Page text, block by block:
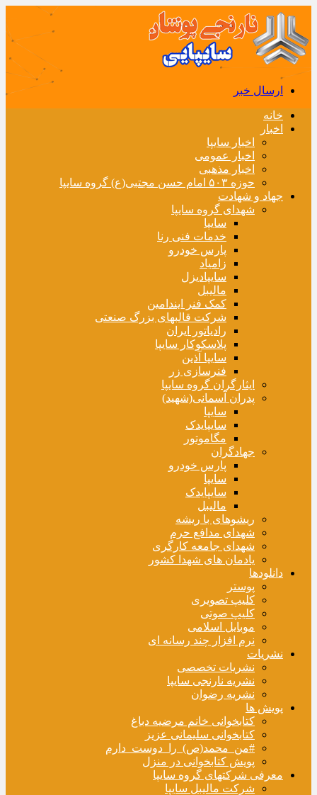
ارسال خبر
خانه
اخبار
اخبار سایپا
اخبار عمومی
اخبار مذهبی
حوزه ۵۰۳ امام حسن مجتبی(ع) گروه سایپا
جهاد و شهادت
شهدای گروه سایپا
سایپا
خدمات فنی رنا
پارس خودرو
زامیاد
سایپادیزل
مالیبل
کمک فنر ایندامین
شرکت قالبهای بزرگ صنعتی
رادیاتور ایران
پلاسکوکار سایپا
سایپا آذین
فنرسازی زر
ایثارگران گروه سایپا
پدران آسمانی(شهید)
سایپا
سایپایدک
مگاموتور
جهادگران
پارس خودرو
سایپا
سایپایدک
مالیبل
ریشوهای با ریشه
شهدای مدافع حرم
شهدای جامعه کارگری
یادمان های شهدا کشور
دانلودها
پوستر
کلیپ تصویری
کلیپ صوتی
موبایل اسلامی
نرم افزار چند رسانه ای
نشریات
نشریات تخصصی
نشریه نارنجی سایپا
نشریه رضوان
پویش ها
کتابخوانی خانم مرضیه دباغ
کتابخوانی سلیمانی عزیز
#من_محمد(ص)_را_دوست_دارم
پویش کتابخوانی در منزل
معرفی شرکتهای گروه سایپا
شرکت مالیبل سایپا